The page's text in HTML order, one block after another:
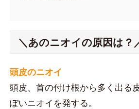
＼あのニオイの原因は？
頭皮のニオイ
頭皮、首の付け根から多く出る
ぽいニオイを発する。